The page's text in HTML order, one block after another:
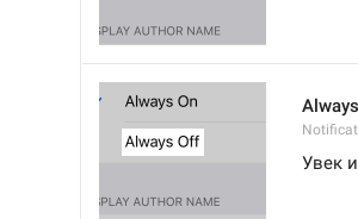
Увек